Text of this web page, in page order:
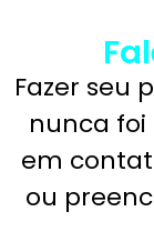
Fazer seu
nunca
em
ou